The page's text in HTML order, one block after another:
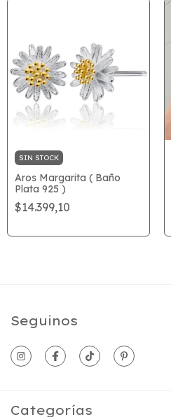
SIN STOCK
Aros Margarita ( Baño
Plata 925 )
$14.399,10
Seguinos
Categorías